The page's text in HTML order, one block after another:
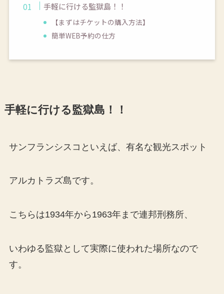
手軽に行ける監獄島！！
【まずはチケットの購入方法】
簡単WEB予約の仕方
手軽に行ける監獄島！！
サンフランシスコといえば、有名な観光スポット
アルカトラズ島です。
こちらは1934年から1963年まで連邦刑務所、
いわゆる監獄として実際に使われた場所なので
す。